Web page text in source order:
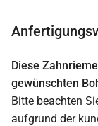
Diese
gewünschten
Bitte beachten
aufgrund der